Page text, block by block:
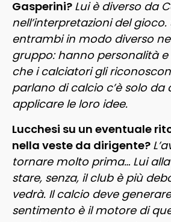
Gasperini? Lui è diverso da
nell’interpretazioni del
entrambi in modo diverso
gruppo: hanno personalità e
che i calciatori gli
parlano di calcio c’è solo da
applicare le loro idee.
Lucchesi su un eventuale
nella veste da dirigente?
tornare molto prima… Lui
stare, senza, il club è più
vedrà. Il calcio deve
sentimento è il motore di